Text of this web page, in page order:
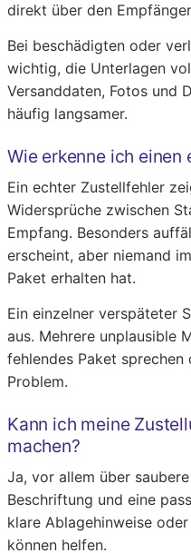
direkt über den
Bei beschädigten oder
wichtig, die Unterlagen
Versanddaten, Fotos und
häufig langsamer.
Wie erkenne ich
Ein echter Zustellfehler
Widersprüche zwischen
Empfang. Besonders
erscheint, aber niemand
Paket erhalten hat.
Ein einzelner verspäteter
aus. Mehrere unplausible
fehlendes Paket
Problem.
Kann ich meine
machen?
Ja, vor allem über
Beschriftung und eine
klare Ablagehinweise
können helfen.